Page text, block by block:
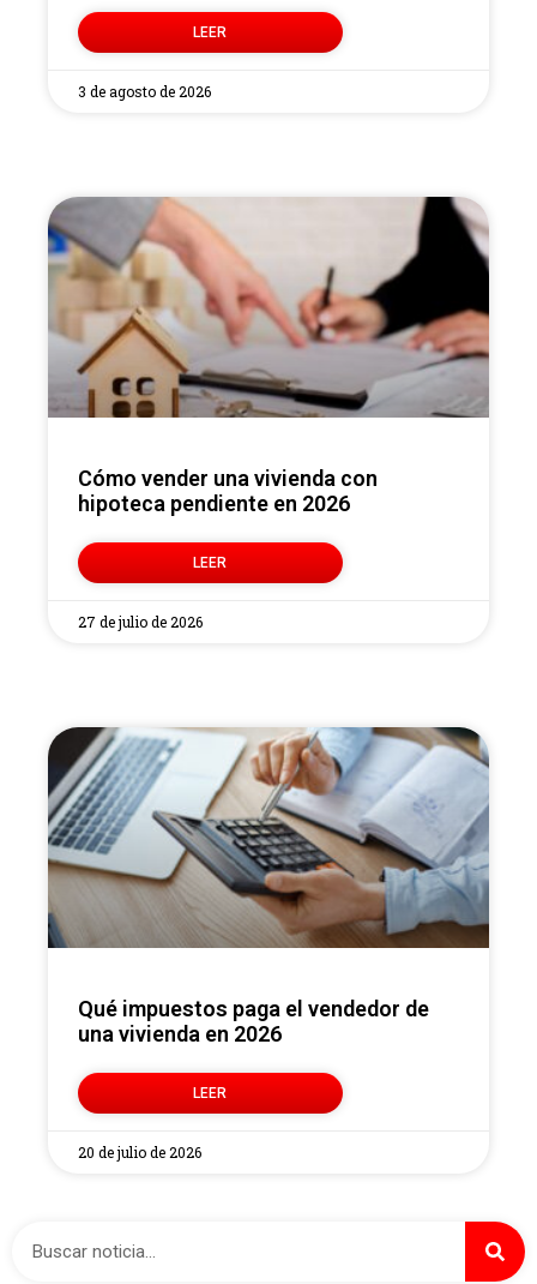
LEER
3 de agosto de 2026
Cómo vender una vivienda con
hipoteca pendiente en 2026
LEER
27 de julio de 2026
Qué impuestos paga el vendedor de
una vivienda en 2026
LEER
20 de julio de 2026